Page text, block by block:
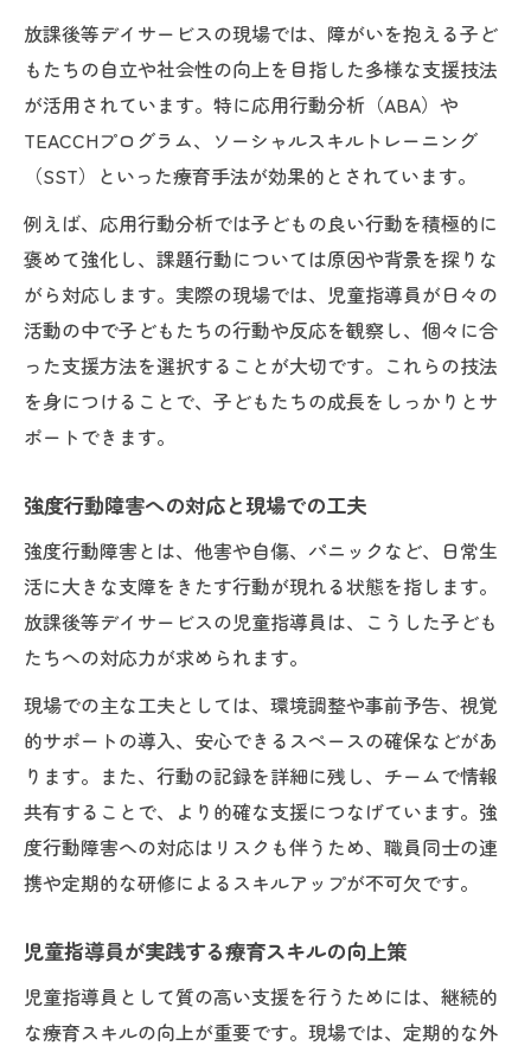
放課後等デイサービスの現場では、障がいを抱える子ど
もたちの自立や社会性の向上を目指した多様な支援技法
が活用されています。特に応用行動分析（ABA）や
TEACCHプログラム、ソーシャルスキルトレーニング
（SST）といった療育手法が効果的とされています。
例えば、応用行動分析では子どもの良い行動を積極的に
褒めて強化し、課題行動については原因や背景を探りな
がら対応します。実際の現場では、児童指導員が日々の
活動の中で子どもたちの行動や反応を観察し、個々に合
った支援方法を選択することが大切です。これらの技法
を身につけることで、子どもたちの成長をしっかりとサ
ポートできます。
強度行動障害への対応と現場での工夫
強度行動障害とは、他害や自傷、パニックなど、日常生
活に大きな支障をきたす行動が現れる状態を指します。
放課後等デイサービスの児童指導員は、こうした子ども
たちへの対応力が求められます。
現場での主な工夫としては、環境調整や事前予告、視覚
的サポートの導入、安心できるスペースの確保などがあ
ります。また、行動の記録を詳細に残し、チームで情報
共有することで、より的確な支援につなげています。強
度行動障害への対応はリスクも伴うため、職員同士の連
携や定期的な研修によるスキルアップが不可欠です。
児童指導員が実践する療育スキルの向上策
児童指導員として質の高い支援を行うためには、継続的
な療育スキルの向上が重要です。現場では、定期的な外